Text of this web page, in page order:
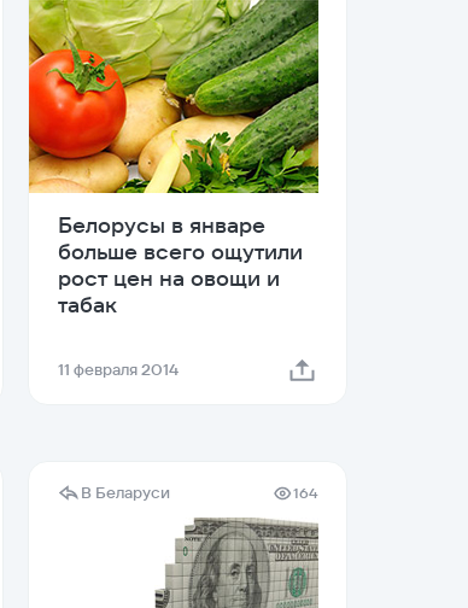
Белорусы в январе
больше всего ощутили
рост цен на овощи и
табак
11 февраля 2014
В Беларуси 164